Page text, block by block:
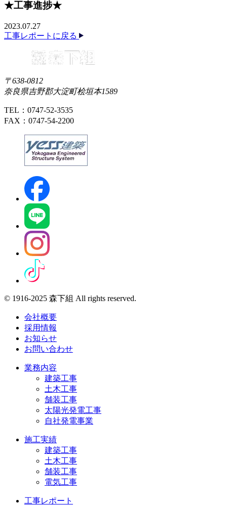
★工事進捗★
2023.07.27
工事レポートに戻る
〒638-0812
奈良県吉野郡大淀町桧垣本1589
TEL：0747-52-3535
FAX：0747-54-2200
© 1916-2025 森下組 All rights reserved.
会社概要
採用情報
お知らせ
お問い合わせ
業務内容
建築工事
土木工事
舗装工事
太陽光発電工事
自社発電事業
施工実績
建築工事
土木工事
舗装工事
電気工事
工事レポート